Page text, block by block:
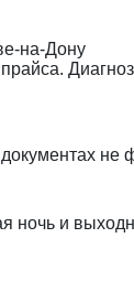
на-Дону
не
ночь и